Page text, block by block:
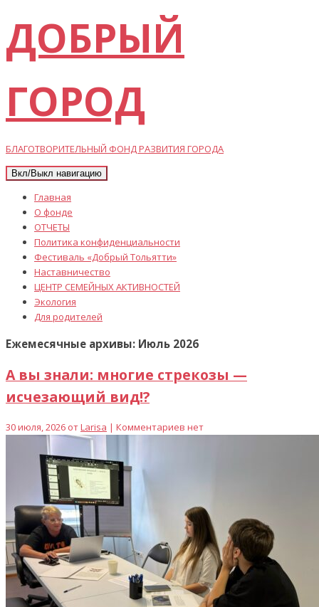
ДОБРЫЙ
ГОРОД
БЛАГОТВОРИТЕЛЬНЫЙ ФОНД РАЗВИТИЯ ГОРОДА
Вкл/Выкл навигацию
Главная
О фонде
ОТЧЕТЫ
Политика конфиденциальности
Фестиваль «Добрый Тольятти»
Наставничество
ЦЕНТР СЕМЕЙНЫХ АКТИВНОСТЕЙ
Экология
Для родителей
Ежемесячные архивы: Июль 2026
А вы знали: многие стрекозы —
исчезающий вид!?
30 июля, 2026 отLarisa | Комментариев нет